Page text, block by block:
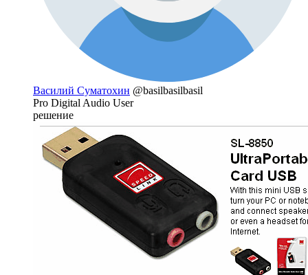
Василий Суматохин @basilbasilbasil
Pro Digital Audio User
решение